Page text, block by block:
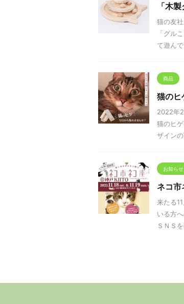
「木
猫の友
「グル
て遊ん
商品
猫のヒ
2022年
猫のヒ
ザイン
お知らせ
ネコ市
来たる
いる方
ＳＮＳ